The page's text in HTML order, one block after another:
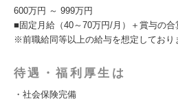
600万円 ～ 999万円
■固定月給（40～70万円/月）＋賞与の合
※前職給同等以上の給与を想定しており
待遇・福利厚生は
・社会保険完備